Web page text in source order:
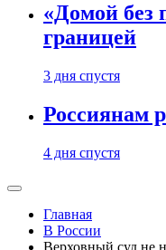
«Домой без
границей
3 дня спустя
Россиянам
4 дня спустя
Главная
В России
Верховный суд не